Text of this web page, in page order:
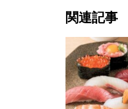
関連記事